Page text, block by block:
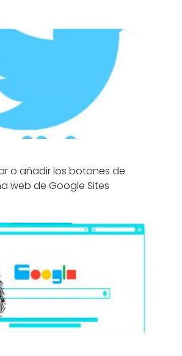
o añadir los botones de
web de Google Sites